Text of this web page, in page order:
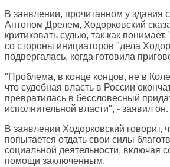
В заявлении, прочитанном у здания
Антоном Дрелем, Ходорковский
критиковать судью, так как
со стороны инициаторов "дела
подвергалась, когда готовила
"Проблема, в конце концов, не в
что судебная власть в России
превратилась в бессловесный
исполнительной власти", - заявил он.
В заявлении Ходорковский говорит,
попытается отдать свои силы
социальной деятельности, включая
помощи заключенным.